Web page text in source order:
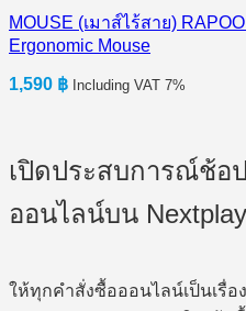
MOUSE (เมาส์ไร้สาย)
Ergonomic Mouse
1,590 ฿ Including VAT 7%
เปิดประสบการณ์ช้อ
ออนไลน์บน Nextplay
ให้ทุกคำสั่งซื้อออนไลน์เป็นเรื่